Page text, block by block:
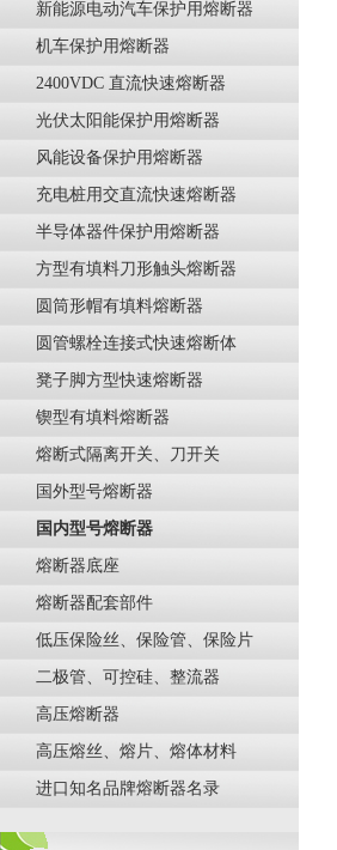
新能源电动汽车保护用熔断器
机车保护用熔断器
2400VDC 直流快速熔断器
光伏太阳能保护用熔断器
风能设备保护用熔断器
充电桩用交直流快速熔断器
半导体器件保护用熔断器
方型有填料刀形触头熔断器
圆筒形帽有填料熔断器
圆管螺栓连接式快速熔断体
凳子脚方型快速熔断器
锲型有填料熔断器
熔断式隔离开关、刀开关
国外型号熔断器
国内型号熔断器
熔断器底座
熔断器配套部件
低压保险丝、保险管、保险片
二极管、可控硅、整流器
高压熔断器
高压熔丝、熔片、熔体材料
进口知名品牌熔断器名录